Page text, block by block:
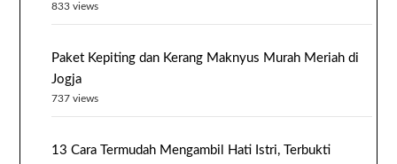
833 views
Paket Kepiting dan Kerang Maknyus Murah Meriah di
Jogja
737 views
13 Cara Termudah Mengambil Hati Istri, Terbukti